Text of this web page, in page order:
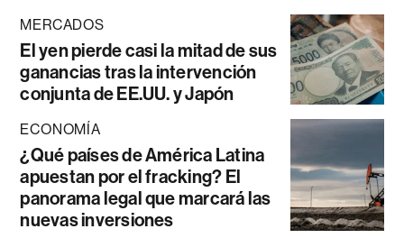
MERCADOS
El yen pierde casi la mitad de sus
ganancias tras la intervención
conjunta de EE.UU. y Japón
ECONOMÍA
¿Qué países de América Latina
apuestan por el fracking? El
panorama legal que marcará las
nuevas inversiones